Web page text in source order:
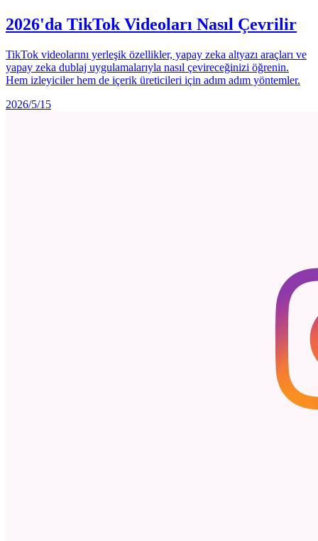
2026'da TikTok Videoları Nasıl Çevrilir
TikTok videolarını yerleşik özellikler, yapay zeka altyazı araçları ve
yapay zeka dublaj uygulamalarıyla nasıl çevireceğinizi öğrenin.
Hem izleyiciler hem de içerik üreticileri için adım adım yöntemler.
2026/5/15